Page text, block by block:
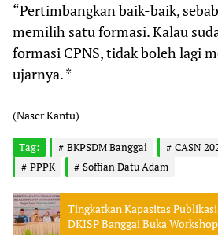
“Pertimbangkan baik-baik,
memilih satu formasi. Kalau
formasi CPNS, tidak boleh lagi
ujarnya. *
(Naser Kantu)
Tag: BKPSDM Banggai CASN
PPPK
Soffian Datu Adam
Tingkatkan Kapasitas
DKISP Banggai Buka